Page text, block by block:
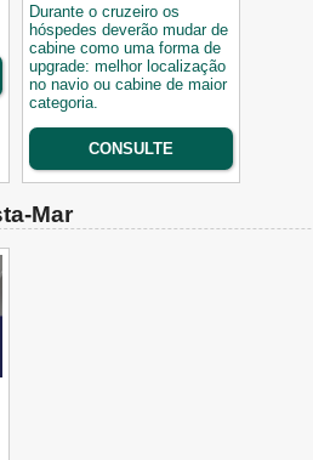
Durante o cruzeiro os
hóspedes deverão mudar de
cabine como uma forma de
upgrade: melhor localização
no navio ou cabine de maior
categoria.
CONSULTE
Mar